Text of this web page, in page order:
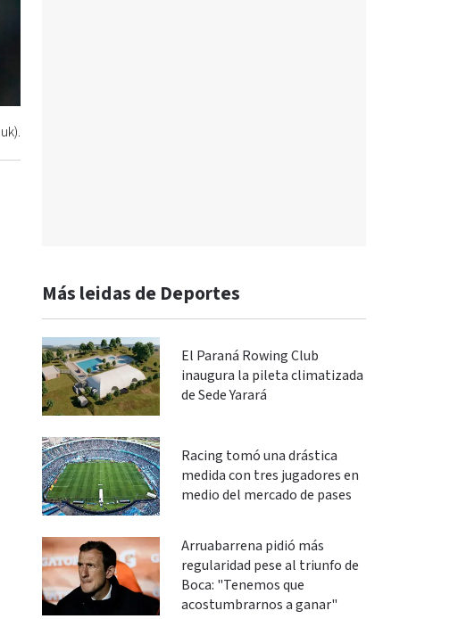
Más leidas de Deportes
El Paraná Rowing Club
inaugura la pileta climatizada
de Sede Yarará
Racing tomó una drástica
medida con tres jugadores en
medio del mercado de pases
Arruabarrena pidió más
regularidad pese al triunfo de
Boca: "Tenemos que
acostumbrarnos a ganar"